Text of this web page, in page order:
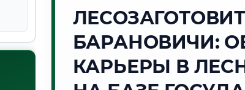
БАРАНОВИЧИ:
КАРЬЕРЫ В